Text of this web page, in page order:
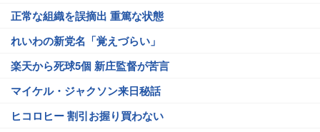
正常な組織を誤摘出 重篤な状態
れいわの新党名「覚えづらい」
楽天から死球5個 新庄監督が苦言
マイケル・ジャクソン来日秘話
ヒコロヒー 割引お握り買わない